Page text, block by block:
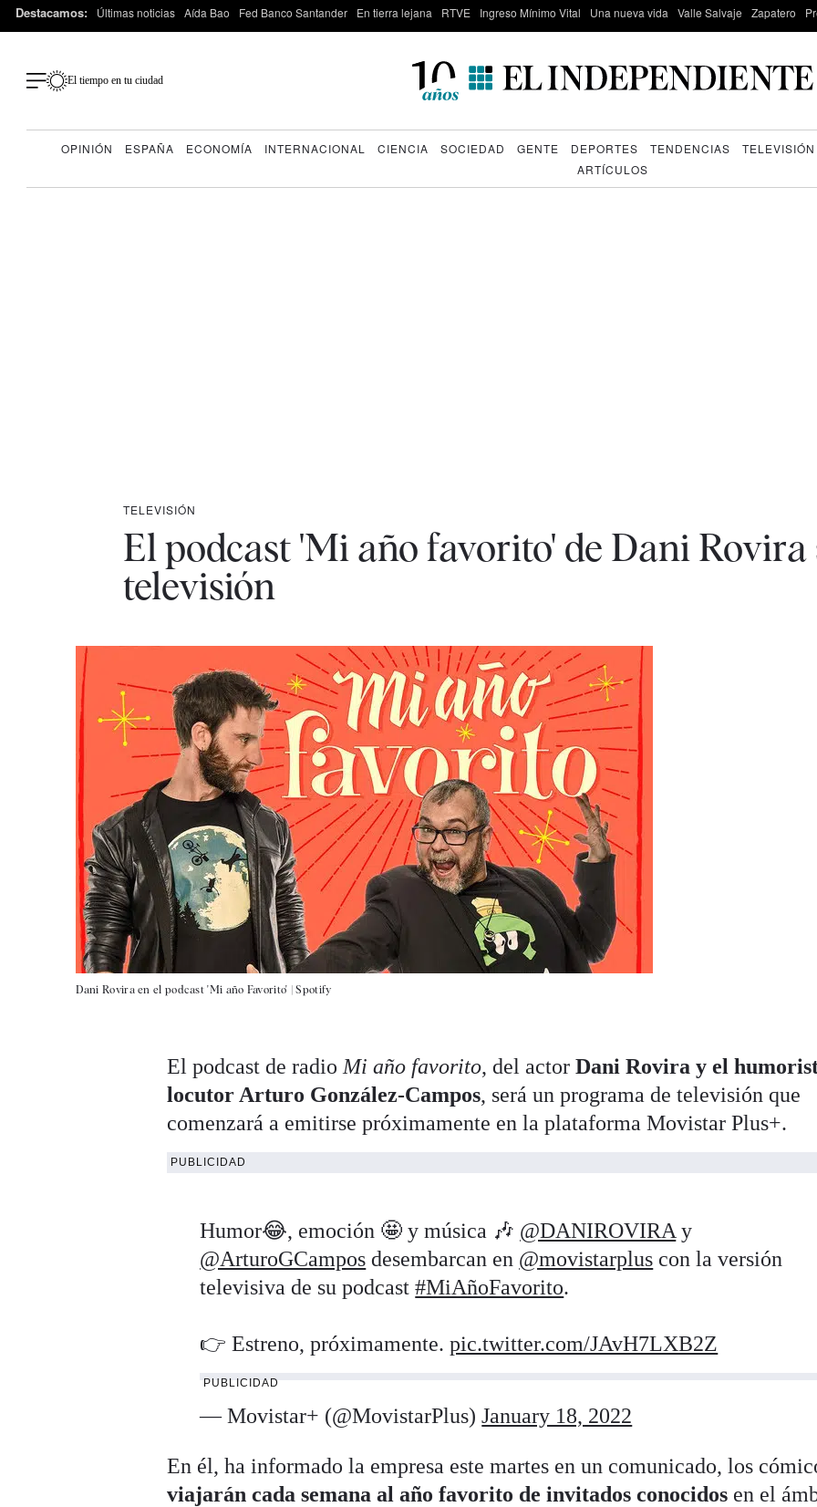
Destacamos: Últimas noticias Aída Bao Fed Banco Santander En tierra lejana RTVE Ingreso Mínimo Vital Una nueva vida Valle Salvaje Zapatero
El tiempo en tu ciudad
OPINIÓN ESPAÑA ECONOMÍA INTERNACIONAL CIENCIA SOCIEDAD GENTE DEPORTES TENDENCIAS
TELEVISIÓN
ARTÍCULOS
TELEVISIÓN
El podcast 'Mi año favorito' de Dani Rovira
televisión
Dani Rovira en el podcast 'Mi año Favorito' |Spotify
El podcast de radio Mi año favorito, del actorDani Rovira y el
locutor Arturo González-Campos, será un programa de televisión que
comenzará a emitirse próximamente en la plataforma Movistar Plus+.
PUBLICIDAD
Humor😂, emoción 🤩 y música 🎶 @DANIROVIRA y
@ArturoGCampos desembarcan en @movistarplus con la versión
televisiva de su podcast#MiAñoFavorito.
👉 Estreno, próximamente.pic.twitter.com/JAvH7LXB2Z
PUBLICIDAD
— Movistar+ (@MovistarPlus)January 18, 2022
En él, ha informado la empresa este martes en un comunicado, los
viajarán cada semana al año favorito de invitados conocidos en el